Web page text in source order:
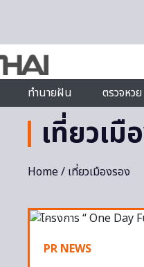
ทำนายฝัน ตรวจหวย
เที่ยวเมื
Home/ เที่ยวเมืองรอง
PR NEWS